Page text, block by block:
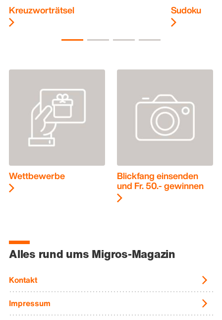
Kreuzworträtsel Sudoku
Wettbewerbe Blickfang einsenden
und Fr. 50.- gewinnen
Alles rund ums Migros-Magazin
Kontakt
Impressum